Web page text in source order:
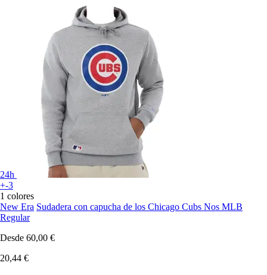
24h
+-3
1 colores
New Era Sudadera con capucha de los Chicago Cubs Nos MLB
Regular
Desde 60,00 €
20,44 €